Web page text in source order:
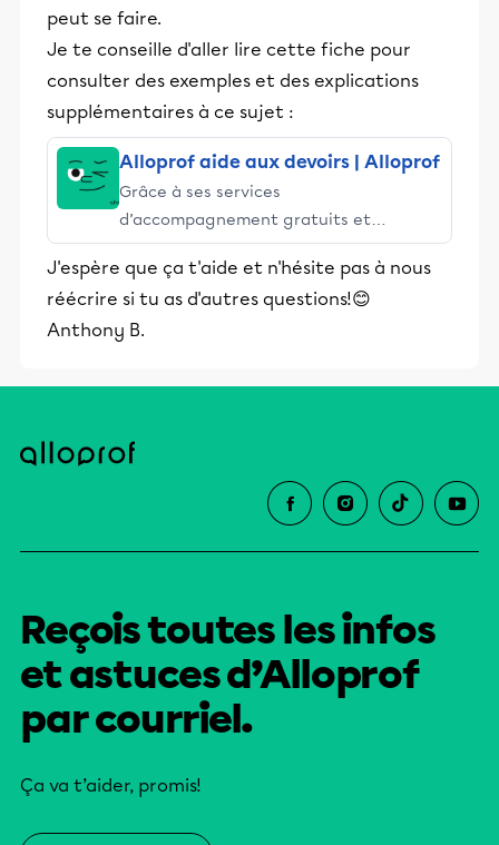
peut se faire.
Je te conseille d'aller lire cette fiche pour
consulter des exemples et des explications
supplémentaires à ce sujet :
Alloprof aide aux devoirs | Alloprof
Grâce à ses services
d’accompagnement gratuits et
stimulants, Alloprof engage les élèves
et leurs parents dans la réussite
éducative.
J'espère que ça t'aide et n'hésite pas à nous
réécrire si tu as d'autres questions!😊
Anthony B.
Reçois toutes les infos
et astuces d’Alloprof
par courriel.
Ça va t’aider, promis!